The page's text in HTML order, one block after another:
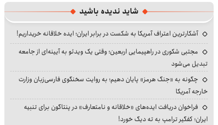
شاید ندیده باشید
آشکارترین اعتراف آمریکا به شکست در برابر ایران؛ ایده خلاقانه خریداریم!
مجتبی شکوری در راهپیمایی اربعین؛ وقتی یک ویدئو به آیینه‌ای از جامعه
تبدیل می‌شود
چگونه به «جنگ هرمز» پایان دهیم؛ به روایت سخنگوی فارسی‌زبان وزارت
خارجه آمریکا
فراخوان دریافت ایده‌های «خلاقانه و نامتعارف» در پنتاگون برای تنبیه
ایران؛ کفگیر ترامپ به ته دیگ خورد!